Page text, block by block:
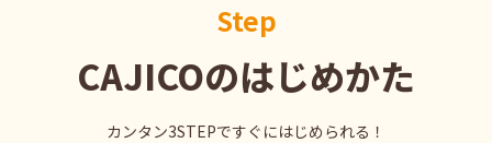
Step
CAJICOのはじめかた
カンタン3STEPですぐにはじめられる！